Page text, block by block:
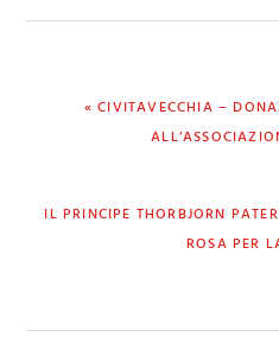
PREVIOUS
« CIVITAVECCHIA –
NEXT
IL PRINCIPE THORBJORN
ROSA PER